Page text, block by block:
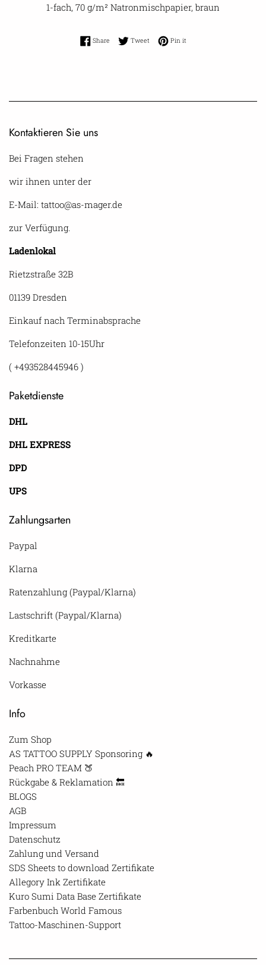
1-fach, 70 g/m² Natronmischpapier, braun
ShareShare on Facebook
TweetTweet on Twitter
Pin itPin on Pinterest
Kontaktieren Sie uns
Bei Fragen stehen
wir ihnen unter der
E-Mail: tattoo@as-mager.de
zur Verfügung.
Ladenlokal
Rietzstraße 32B
01139 Dresden
Einkauf nach Terminabsprache
Telefonzeiten 10-15Uhr
( +493528445946 )
Paketdienste
DHL
DHL EXPRESS
DPD
UPS
Zahlungsarten
Paypal
Klarna
Ratenzahlung (Paypal/Klarna)
Lastschrift (Paypal/Klarna)
Kreditkarte
Nachnahme
Vorkasse
Info
Zum Shop
AS TATTOO SUPPLY Sponsoring 🔥
Peach PRO TEAM 🍑
Rückgabe & Reklamation 🔙
BLOGS
AGB
Impressum
Datenschutz
Zahlung und Versand
SDS Sheets to download Zertifikate
Allegory Ink Zertifikate
Kuro Sumi Data Base Zertifikate
Farbenbuch World Famous
Tattoo-Maschinen-Support